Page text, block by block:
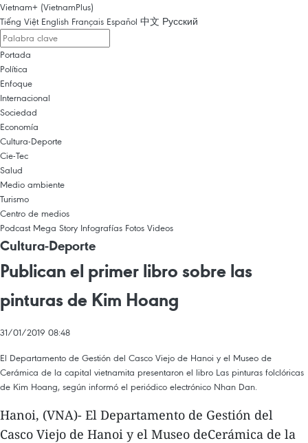
Vietnam+ (VietnamPlus)
Tiếng Việt English Français Español 中文 Русский
Portada
Política
Enfoque
Internacional
Sociedad
Economía
Cultura-Deporte
Cie-Tec
Salud
Medio ambiente
Turismo
Centro de medios
Podcast Mega Story Infografías Fotos Videos
Cultura-Deporte
Publican el primer libro sobre las
pinturas de Kim Hoang
31/01/2019 08:48
El Departamento de Gestión del Casco Viejo de Hanoi y el Museo de
Cerámica de la capital vietnamita presentaron el libro Las pinturas folclóricas
de Kim Hoang, según informó el periódico electrónico Nhan Dan.
Hanoi, (VNA)- El Departamento de Gestión del
Casco Viejo de Hanoi y el Museo deCerámica de la